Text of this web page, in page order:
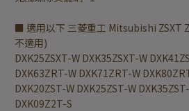
■ 適用以下 三菱重工 Mitsubishi ZSXT
不適用)
DXK25ZSXT-W DXK35ZSXT-W
DXK63ZRT-W DXK71ZRT-W
DXK20ZST-W DXK25ZST-W
DXK09Z2T-S